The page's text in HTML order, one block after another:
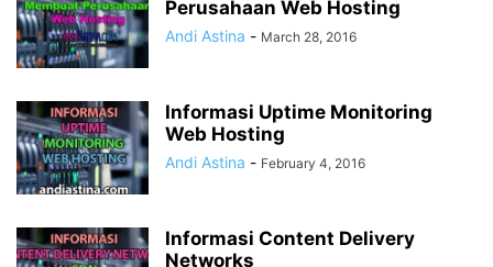
Perusahaan Web Hosting
Andi Astina - March 28, 2016
Informasi Uptime Monitoring
Web Hosting
Andi Astina - February 4, 2016
Informasi Content Delivery
Networks